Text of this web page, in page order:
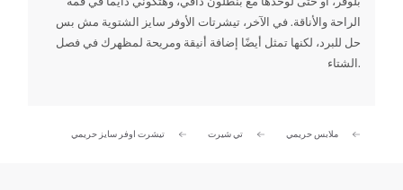
الراحة والأناقة. في الآخر، تيشرتات الأوفر سايز الشتوية مش بس
حل للبرد، لكنها تمثل أيضًا إضافة أنيقة ومريحة لمظهرك في فصل
الشتاء.
ملابس حريمي تي شيرت تيشرت اوفر سايز حريمي